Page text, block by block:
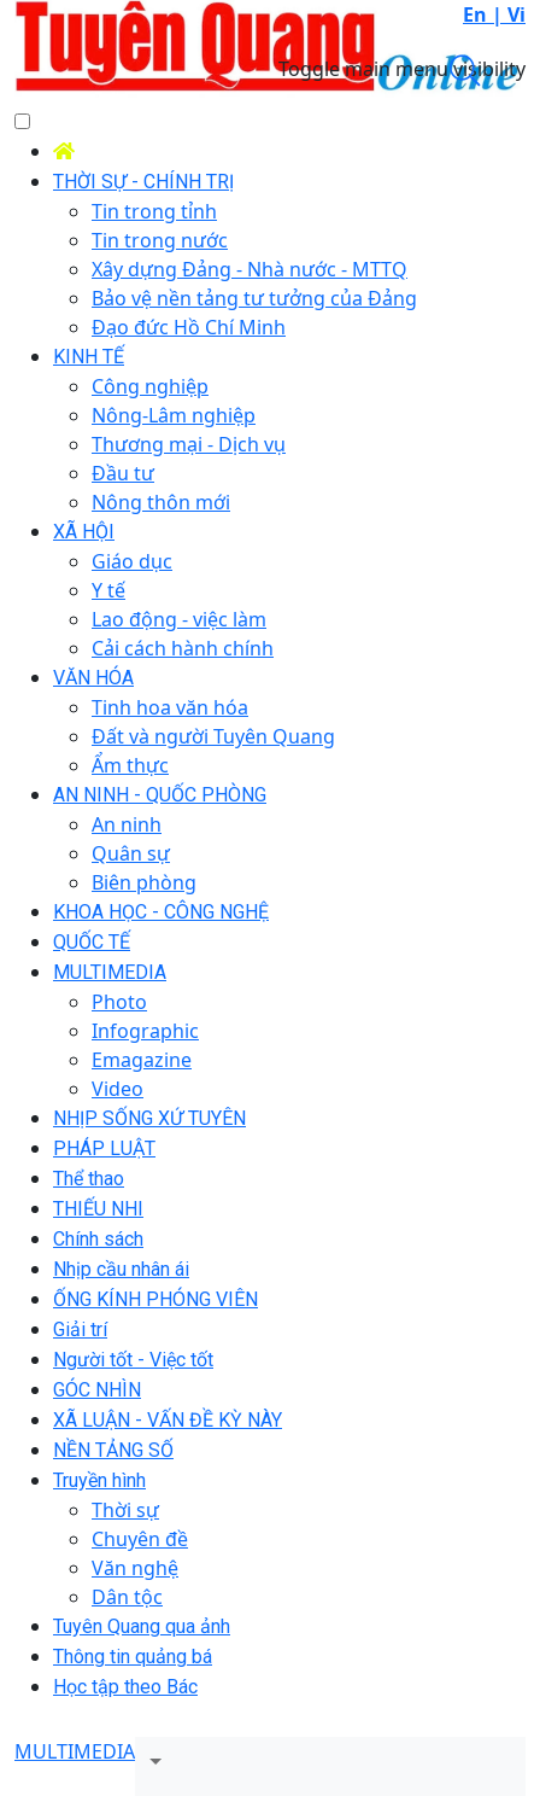
En | Vi
Toggle main menu visibility
THỜI SỰ - CHÍNH TRỊ
Tin trong tỉnh
Tin trong nước
Xây dựng Đảng - Nhà nước - MTTQ
Bảo vệ nền tảng tư tưởng của Đảng
Đạo đức Hồ Chí Minh
KINH TẾ
Công nghiệp
Nông-Lâm nghiệp
Thương mại - Dịch vụ
Đầu tư
Nông thôn mới
XÃ HỘI
Giáo dục
Y tế
Lao động - việc làm
Cải cách hành chính
VĂN HÓA
Tinh hoa văn hóa
Đất và người Tuyên Quang
Ẩm thực
AN NINH - QUỐC PHÒNG
An ninh
Quân sự
Biên phòng
KHOA HỌC - CÔNG NGHỆ
QUỐC TẾ
MULTIMEDIA
Photo
Infographic
Emagazine
Video
NHỊP SỐNG XỨ TUYÊN
PHÁP LUẬT
Thể thao
THIẾU NHI
Chính sách
Nhịp cầu nhân ái
ỐNG KÍNH PHÓNG VIÊN
Giải trí
Người tốt - Việc tốt
GÓC NHÌN
XÃ LUẬN - VẤN ĐỀ KỲ NÀY
NỀN TẢNG SỐ
Truyền hình
Thời sự
Chuyên đề
Văn nghệ
Dân tộc
Tuyên Quang qua ảnh
Thông tin quảng bá
Học tập theo Bác
MULTIMEDIA